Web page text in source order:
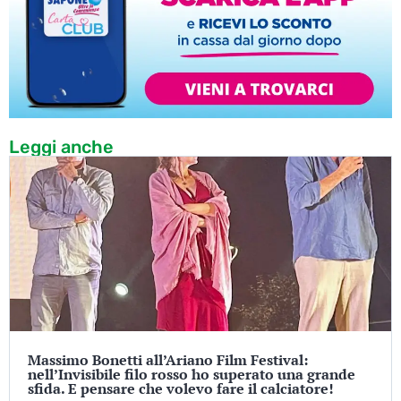
Leggi anche
Massimo Bonetti all’Ariano Film Festival:
nell’Invisibile filo rosso ho superato una grande
sfida. E pensare che volevo fare il calciatore!